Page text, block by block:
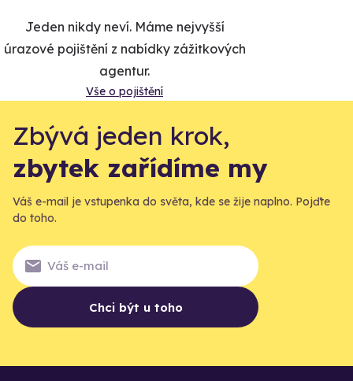
Jeden nikdy neví. Máme nejvyšší
úrazové pojištění z nabídky zážitkových
agentur.
Vše o pojištění
Zbývá jeden krok,
zbytek zařídíme my
Váš e-mail je vstupenka do světa, kde se žije naplno. Pojďte
do toho.
Chci být u toho